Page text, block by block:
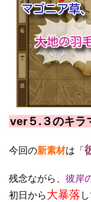
ver５.３のキラ
今回の新素材は「
残念ながら、 彼岸
初日から大暴落